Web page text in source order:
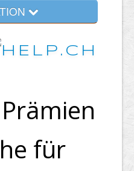
für